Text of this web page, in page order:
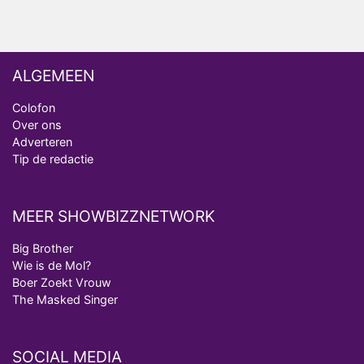
ALGEMEEN
Colofon
Over ons
Adverteren
Tip de redactie
MEER SHOWBIZZNETWORK
Big Brother
Wie is de Mol?
Boer Zoekt Vrouw
The Masked Singer
SOCIAL MEDIA